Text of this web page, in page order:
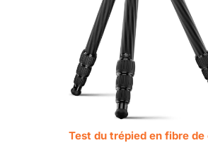
Test du trépied en fibre